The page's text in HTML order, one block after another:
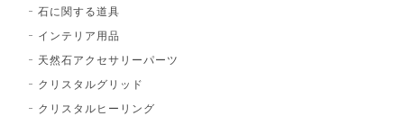
石に関する道具
インテリア用品
天然石アクセサリーパーツ
クリスタルグリッド
クリスタルヒーリング